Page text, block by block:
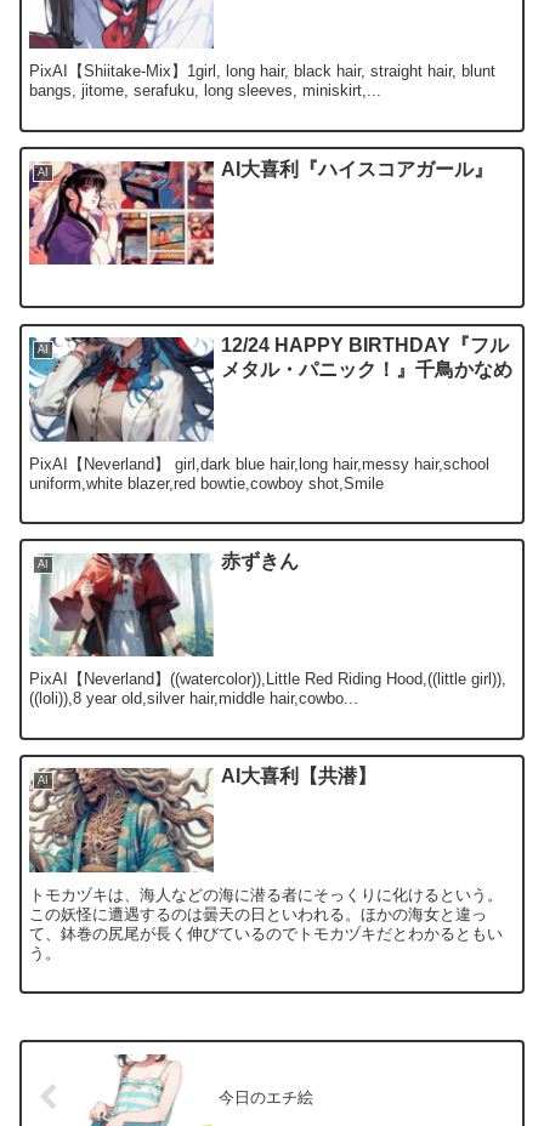
PixAI【Shiitake-Mix】1girl, long hair, black hair, straight hair, blunt
bangs, jitome, serafuku, long sleeves, miniskirt,...
AI AI大喜利『ハイスコアガール』
AI
12/24 HAPPY BIRTHDAY『フル
メタル・パニック！』千鳥かなめ
PixAI【Neverland】 girl,dark blue hair,long hair,messy hair,school
uniform,white blazer,red bowtie,cowboy shot,Smile
AI 赤ずきん
PixAI【Neverland】((watercolor)),Little Red Riding Hood,((little girl)),
((loli)),8 year old,silver hair,middle hair,cowbo...
AI AI大喜利【共潜】
トモカヅキは、海人などの海に潜る者にそっくりに化けるという。
この妖怪に遭遇するのは曇天の日といわれる。ほかの海女と違っ
て、鉢巻の尻尾が長く伸びているのでトモカヅキだとわかるともい
う。
今日のエチ絵